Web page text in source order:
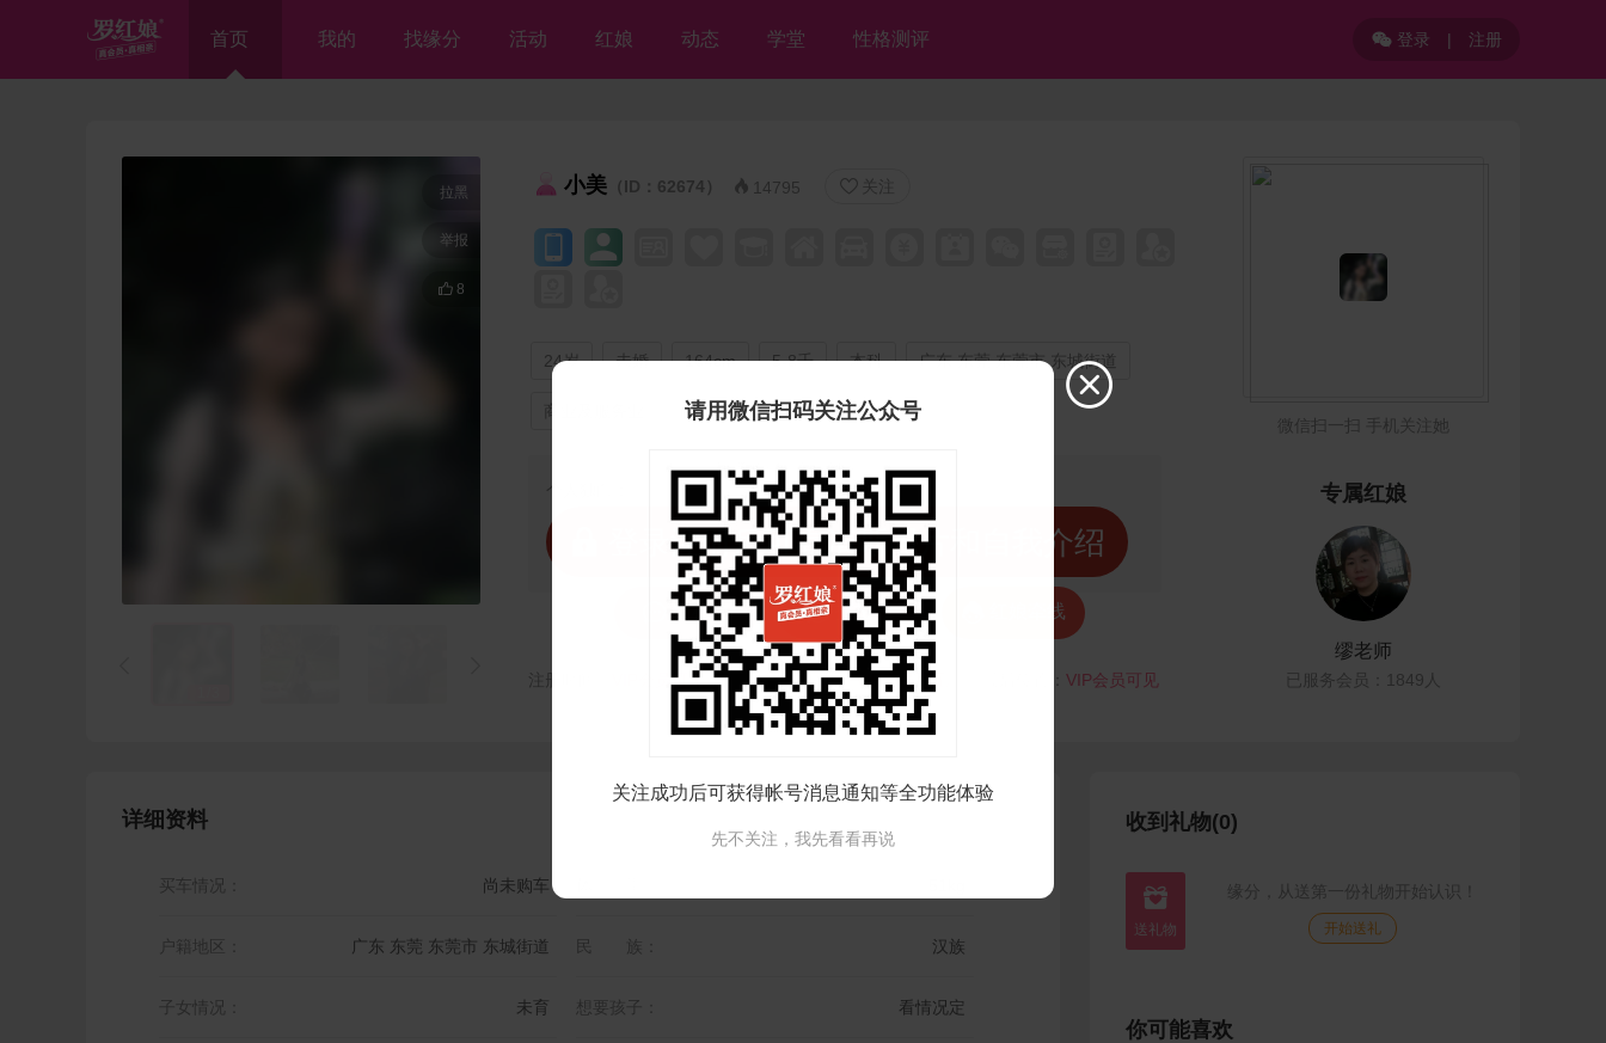
首页 我的 找缘分 活动 红娘 动态 学堂 性格测评 登录 | 注册
拉黑
举报
 8
小美 （ID：62674）  14795  关注
24岁 未婚 164cm 5-8千 本科 广东 东莞 东莞市 东城街道
商业及服务业 尚未购房 期望两年内结婚
个人独白：
 登录注册后可看清晰照片和自我介绍
发私信  打招呼 红娘牵线
VIP会员可见 最后登录时间：VIP会员可见 VIP会员可见
微信扫一扫 手机关注她
专属红娘
缪老师
已服务会员：1849人
详细资料
买车情况： 尚未购车
户籍地区： 广东 东莞 东莞市 东城街道 民 族： 汉族
子女情况： 未育 想要孩子： 看情况定
收到礼物(0)
 缘分，从送第一份礼物开始认识！
开始送礼
你可能喜欢

请用微信扫码关注公众号
关注成功后可获得帐号消息通知等全功能体验
先不关注，我先看看再说